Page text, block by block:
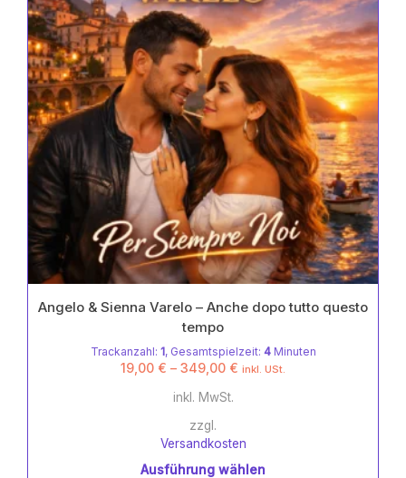
auf
der
Produktseite
gewählt
werden
Angelo & Sienna Varelo – Anche dopo tutto questo
tempo
Trackanzahl: 1, Gesamtspielzeit: 4Minuten
19,00 € – 349,00 € inkl. USt.
inkl. MwSt.
zzgl.
Versandkosten
Ausführung wählen